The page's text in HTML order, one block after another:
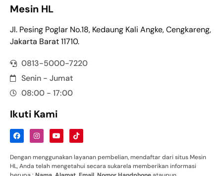
Mesin HL
Jl. Pesing Poglar No.18, Kedaung Kali Angke, Cengkareng,
Jakarta Barat 11710.
0813-5000-7220
Senin - Jumat
08:00 - 17:00
Ikuti Kami
Dengan menggunakan layanan pembelian, mendaftar dari situs Mesin
HL, Anda telah mengetahui secara sukarela memberikan informasi